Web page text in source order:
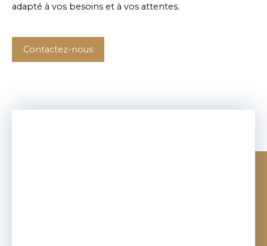
adapté à vos besoins et à vos attentes.
Contactez-nous